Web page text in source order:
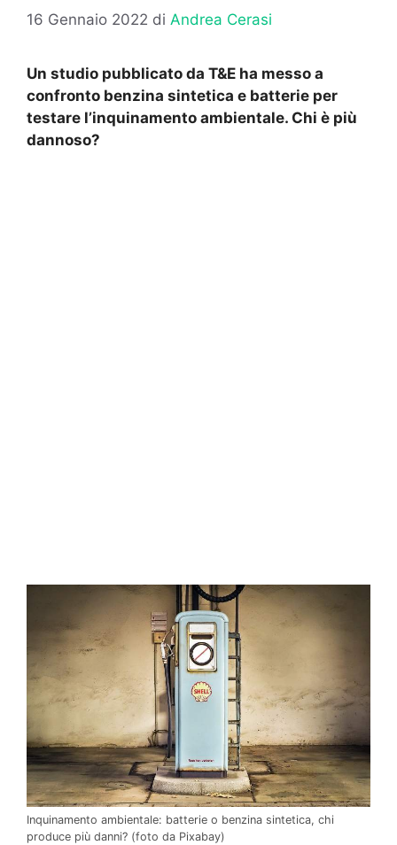
16 Gennaio 2022 di Andrea Cerasi
Un studio pubblicato da T&E ha messo a
confronto benzina sintetica e batterie per
testare l’inquinamento ambientale. Chi è più
dannoso?
Inquinamento ambientale: batterie o benzina sintetica, chi
produce più danni? (foto da Pixabay)